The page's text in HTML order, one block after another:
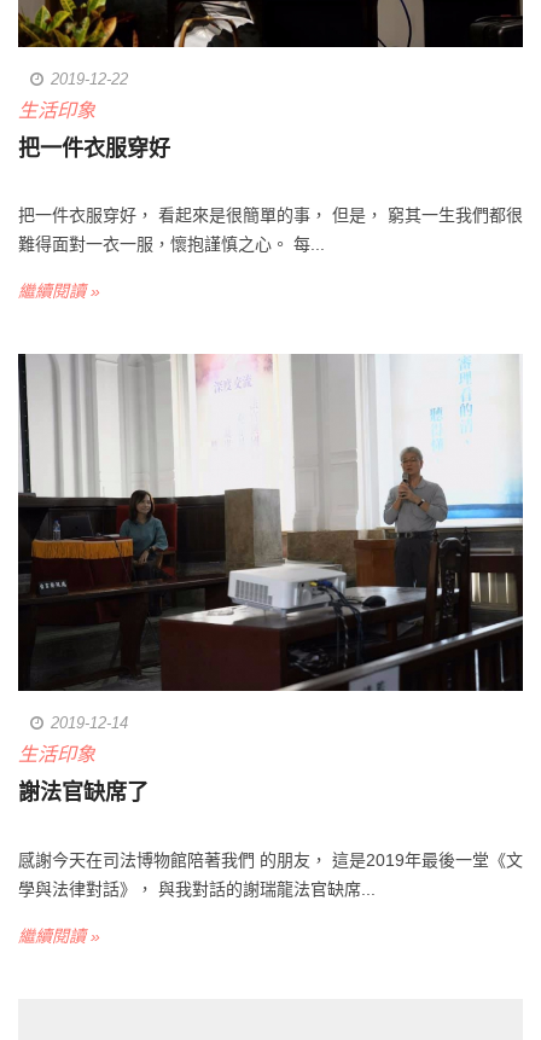
2019-12-22
生活印象
把一件衣服穿好
把一件衣服穿好， 看起來是很簡單的事， 但是， 窮其一生我們都很
難得面對一衣一服，懷抱謹慎之心。 每...
繼續閱讀 »
2019-12-14
生活印象
謝法官缺席了
感謝今天在司法博物館陪著我們 的朋友， 這是2019年最後一堂《文
學與法律對話》， 與我對話的謝瑞龍法官缺席...
繼續閱讀 »